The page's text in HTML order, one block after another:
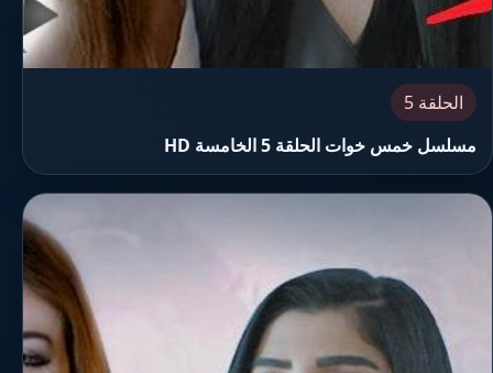
الحلقة 5
مسلسل خمس خوات الحلقة 5 الخامسة HD